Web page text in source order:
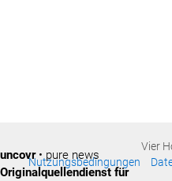
Vier
Nutzungsbedingungen
uncovr• pure news
Originalquellendienst für